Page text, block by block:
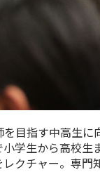
目指す中高生
学生から高校
クチャー。専門